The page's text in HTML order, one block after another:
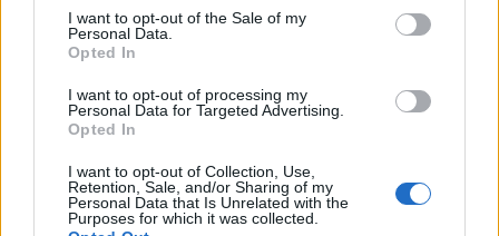
I want to opt-out of the Sale of my
Personal Data.
Opted In
I want to opt-out of processing my
Personal Data for Targeted Advertising.
Opted In
I want to opt-out of Collection, Use,
Retention, Sale, and/or Sharing of my
Personal Data that Is Unrelated with the
Purposes for which it was collected.
Φωτογραφία: iStock